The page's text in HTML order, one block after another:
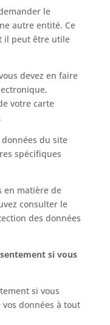
le
autre entité. Ce
il peut être utile
devez en faire
votre carte
du site
spécifiques
en matière de
consulter le
des données
si vous
si vous
vos données à tout